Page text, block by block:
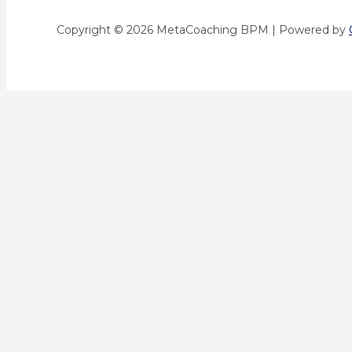
Copyright © 2026 MetaCoaching BPM | Powered by